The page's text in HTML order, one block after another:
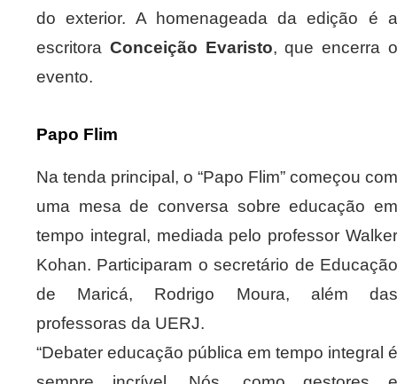
do exterior. A homenageada da edição é a
escritora Conceição Evaristo, que encerra
evento.
Papo Flim
Na tenda principal, o “Papo Flim” começou com
uma mesa de conversa sobre educação em
tempo integral, mediada pelo professor Walker
Kohan. Participaram o secretário de Educação
de Maricá, Rodrigo Moura, além das
professoras da UERJ.
“Debater educação pública em tempo integral é